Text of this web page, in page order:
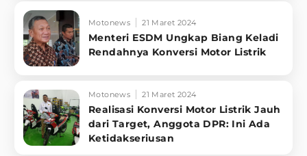
Motonews 21 Maret 2024
Menteri ESDM Ungkap Biang Keladi
Rendahnya Konversi Motor Listrik
Motonews 21 Maret 2024
Realisasi Konversi Motor Listrik Jauh
dari Target, Anggota DPR: Ini Ada
Ketidakseriusan